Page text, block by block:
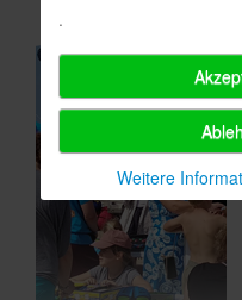
.
Weitere